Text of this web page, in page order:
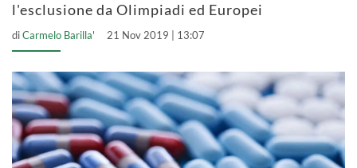
l'esclusione da Olimpiadi ed Europei
diCarmelo Barilla' 21 Nov 2019 | 13:07